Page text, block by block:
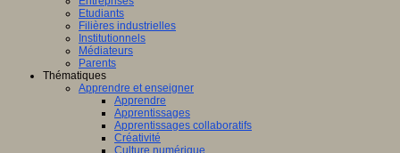
Etudiants
Filières industrielles
Institutionnels
Médiateurs
Parents
Thématiques
Apprendre et enseigner
Apprendre
Apprentissages
Apprentissages collaboratifs
Créativité
Culture numérique